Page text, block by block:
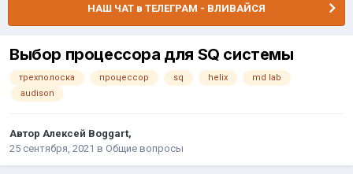
НАШ ЧАТ в ТЕЛЕГРАМ - ВЛИВАЙСЯ
Выбор процессора для SQ системы
трехполоска процессор sq helix
md lab
audison
Автор Алексей Boggart,
25 сентября, 2021 в Общие вопросы